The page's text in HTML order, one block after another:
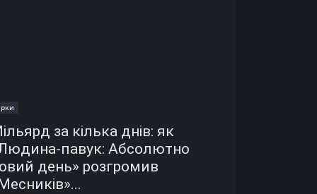
за кілька днів: як
павук: Абсолютно
день» розгромив